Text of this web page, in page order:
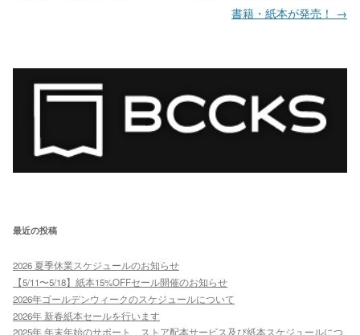
書籍・紙本が発売！ →
最近の投稿
2026 夏季休業スケジュールのお知らせ
【5/11〜5/18】紙本15%OFFセール開催のお知らせ
2026年ゴールデンウィークのスケジュールについて
2026年 新春紙本セールを行います
2025年 年末年始のサポート、ストア配本サービス及び紙本スケジュールにつ